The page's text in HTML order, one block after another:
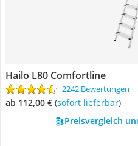
Hailo L80 Comfortline
2242 Bewertungen
ab 112,00 € ( Sofort lieferbar)
Preisvergleich